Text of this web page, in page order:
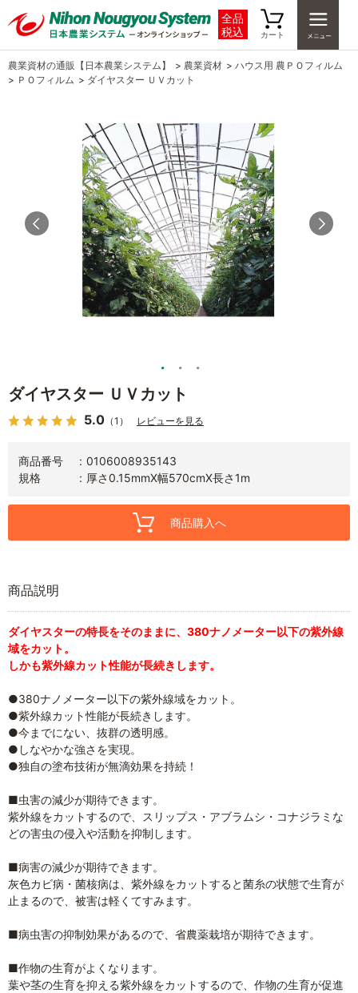
全品
税込
カート
農業資材の通販【日本農業システム】 > 農業資材 > ハウス用 農ＰＯフィルム
> ＰＯフィルム > ダイヤスター ＵＶカット
ダイヤスター ＵＶカット
5.0 （1） レビューを見る
商品番号
0106008935143
規格
厚さ0.15mmX幅570cmX長さ1m
商品購入へ
商品説明
ダイヤスターの特長をそのままに、380ナノメーター以下の紫外線
域をカット。
しかも紫外線カット性能が長続きします。
●380ナノメーター以下の紫外線域をカット。
●紫外線カット性能が長続きします。
●今までにない、抜群の透明感。
●しなやかな強さを実現。
●独自の塗布技術が無滴効果を持続！
■虫害の減少が期待できます。
紫外線をカットするので、スリップス・アブラムシ・コナジラミな
どの害虫の侵入や活動を抑制します。
■病害の減少が期待できます。
灰色カビ病・菌核病は、紫外線をカットすると菌糸の状態で生育が
止まるので、被害は軽くてすみます。
■病虫害の抑制効果があるので、省農薬栽培が期待できます。
■作物の生育がよくなります。
葉や茎の生育を抑える紫外線をカットするので、作物の生育が促進